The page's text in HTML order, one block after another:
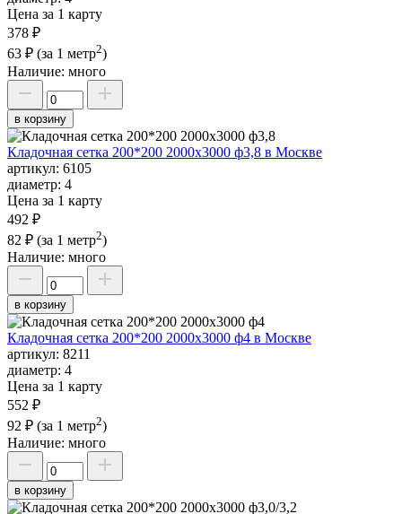
Цена за 1 карту
378 ₽
63 ₽ (за 1 метр2)
Наличие: много
в корзину
Кладочная сетка 200*200 2000х3000 ф3,8 в Москве
артикул: 6105
диаметр: 4
Цена за 1 карту
492 ₽
82 ₽ (за 1 метр2)
Наличие: много
в корзину
Кладочная сетка 200*200 2000х3000 ф4 в Москве
артикул: 8211
диаметр: 4
Цена за 1 карту
552 ₽
92 ₽ (за 1 метр2)
Наличие: много
в корзину